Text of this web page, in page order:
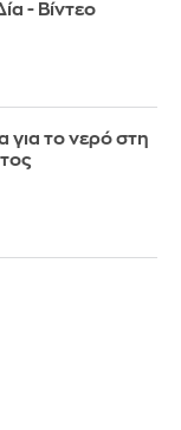
- Βίντεο
για το νερό στη